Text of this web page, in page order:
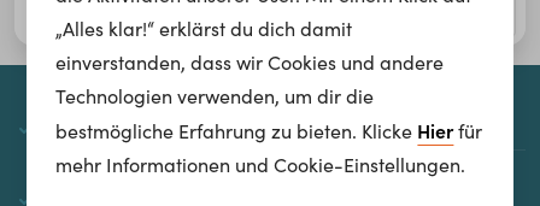
whatchado
„Alles klar!“ erklärst du dich damit
einverstanden, dass wir Cookies und andere
Technologien verwenden, um dir die
bestmögliche Erfahrung zu bieten. Klicke Hierfür
mehr Informationen und Cookie-Einstellungen.